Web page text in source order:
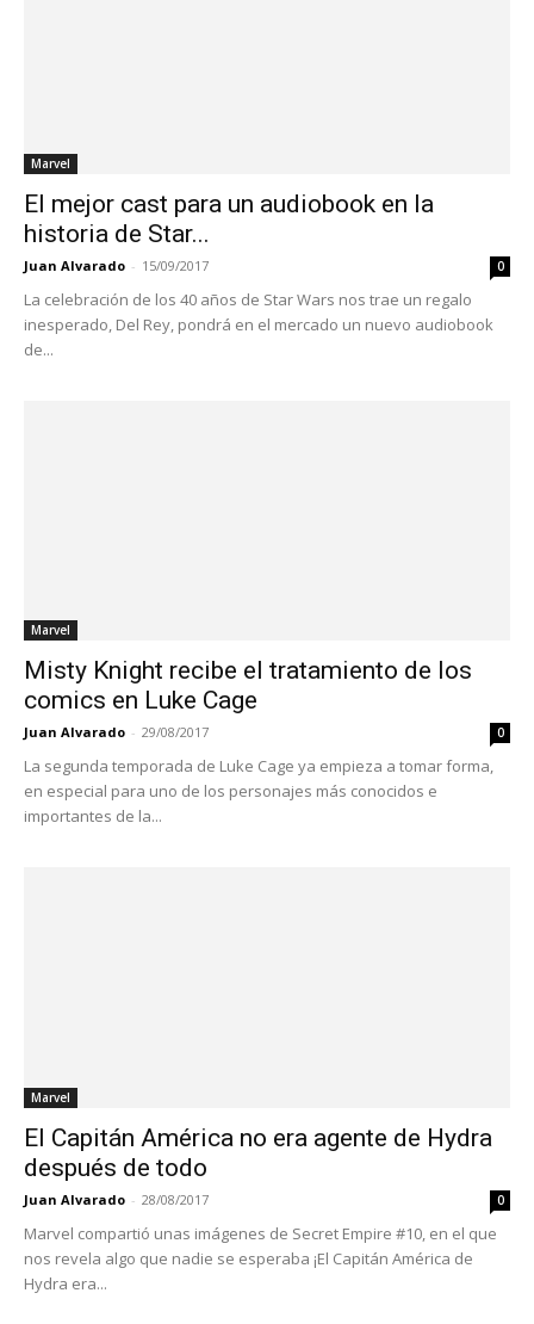
Marvel
El mejor cast para un audiobook en la
historia de Star...
Juan Alvarado - 15/09/2017 0
La celebración de los 40 años de Star Wars nos trae un regalo
inesperado, Del Rey, pondrá en el mercado un nuevo audiobook
de...
Marvel
Misty Knight recibe el tratamiento de los
comics en Luke Cage
Juan Alvarado - 29/08/2017 0
La segunda temporada de Luke Cage ya empieza a tomar forma,
en especial para uno de los personajes más conocidos e
importantes de la...
Marvel
El Capitán América no era agente de Hydra
después de todo
Juan Alvarado - 28/08/2017 0
Marvel compartió unas imágenes de Secret Empire #10, en el que
nos revela algo que nadie se esperaba ¡El Capitán América de
Hydra era...